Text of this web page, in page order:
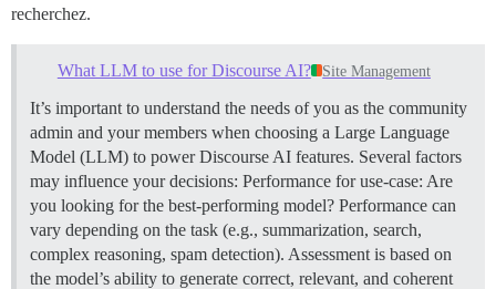
recherchez.
What LLM to use for Discourse AI? Site Management
It’s important to understand the needs of you as the community
admin and your members when choosing a Large Language
Model (LLM) to power Discourse AI features. Several factors
may influence your decisions: Performance for use-case: Are
you looking for the best-performing model? Performance can
vary depending on the task (e.g., summarization, search,
complex reasoning, spam detection). Assessment is based on
the model’s ability to generate correct, relevant, and coherent